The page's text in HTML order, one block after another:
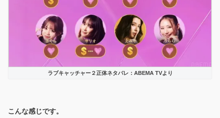
ラブキャッチャー２正体ネタバレ：ABEMA TVより
こんな感じです。